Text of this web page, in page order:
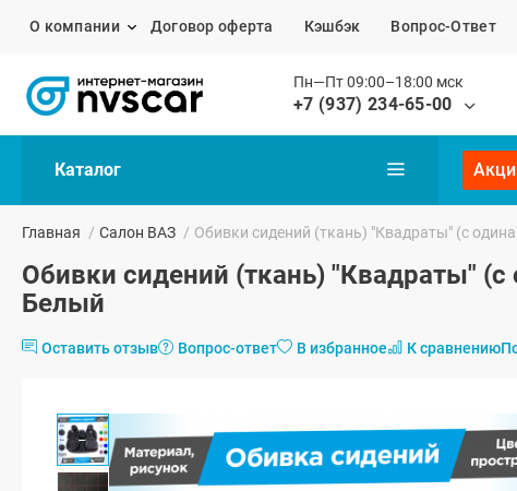
О компании Договор оферта Кэшбэк Вопрос-Ответ
Пн—Пт 09:00–18:00 мск
+7 (937) 234-65-00
Каталог
Главная / Салон ВАЗ / Обивки сидений (ткань) "Квадраты" (с
Обивки сидений (ткань) "Квадраты"
Белый
Оставить отзыв Вопрос-ответ В избранное К сравнению